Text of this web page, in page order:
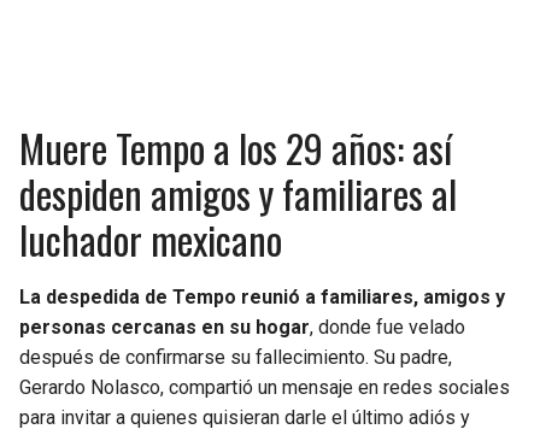
Muere Tempo a los 29 años: así
despiden amigos y familiares al
luchador mexicano
La despedida de Tempo reunió a familiares, amigos y
personas cercanas en su hogar, donde fue velado
después de confirmarse su fallecimiento. Su padre,
Gerardo Nolasco, compartió un mensaje en redes sociales
para invitar a quienes quisieran darle el último adiós y